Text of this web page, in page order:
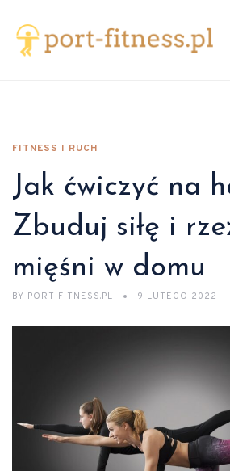
FITNESS I RUCH
Jak ćwiczyć na
Zbuduj siłę i
mięśni w domu
BY PORT-FITNESS.PL 9 LUTEGO 2022